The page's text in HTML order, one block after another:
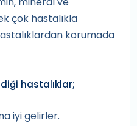
çok hastalıkla
korumada
hastalıklar;
iyi gelirler.